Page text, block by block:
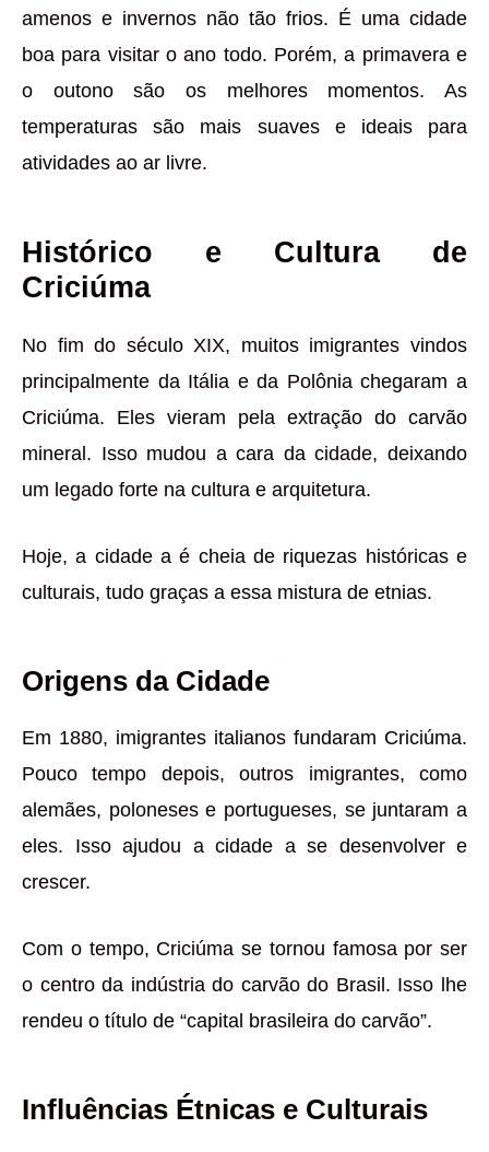
amenos e invernos não tão frios. É uma cidade
boa para visitar o ano todo. Porém, a primavera e
o outono são os melhores momentos. As
temperaturas são mais suaves e ideais para
atividades ao ar livre.
Histórico e Cultura de
Criciúma
No fim do século XIX, muitos imigrantes vindos
principalmente da Itália e da Polônia chegaram a
Criciúma. Eles vieram pela extração do carvão
mineral. Isso mudou a cara da cidade, deixando
um legado forte na cultura e arquitetura.
Hoje, a cidade a é cheia de riquezas históricas e
culturais, tudo graças a essa mistura de etnias.
Origens da Cidade
Em 1880, imigrantes italianos fundaram Criciúma.
Pouco tempo depois, outros imigrantes, como
alemães, poloneses e portugueses, se juntaram a
eles. Isso ajudou a cidade a se desenvolver e
crescer.
Com o tempo, Criciúma se tornou famosa por ser
o centro da indústria do carvão do Brasil. Isso lhe
rendeu o título de “capital brasileira do carvão”.
Influências Étnicas e Culturais